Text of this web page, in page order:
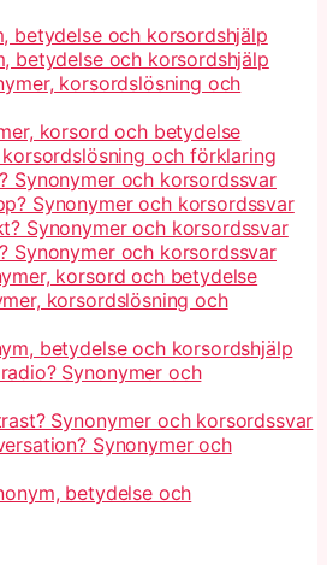
betydelse och korsordshjälp
betydelse och korsordshjälp
korsordslösning och
korsord och betydelse
korsordslösning och förklaring
Synonymer och korsordssvar
Synonymer och korsordssvar
Synonymer och korsordssvar
Synonymer och korsordssvar
korsord och betydelse
korsordslösning och
betydelse och korsordshjälp
Synonymer och
Synonymer och korsordssvar
Synonymer och
betydelse och